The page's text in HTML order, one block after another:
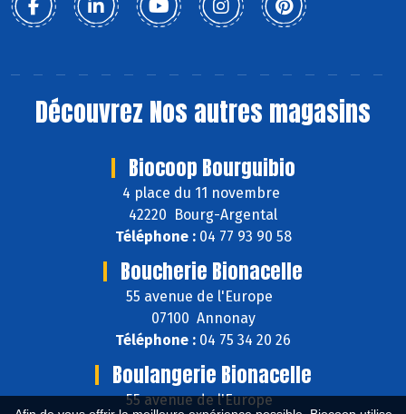
Découvrez Nos autres magasins
Biocoop Bourguibio
4 place du 11 novembre
42220 Bourg-Argental
Téléphone :04 77 93 90 58
Boucherie Bionacelle
55 avenue de l'Europe
07100 Annonay
Téléphone : 04 75 34 20 26
Boulangerie Bionacelle
55 avenue de l'Europe